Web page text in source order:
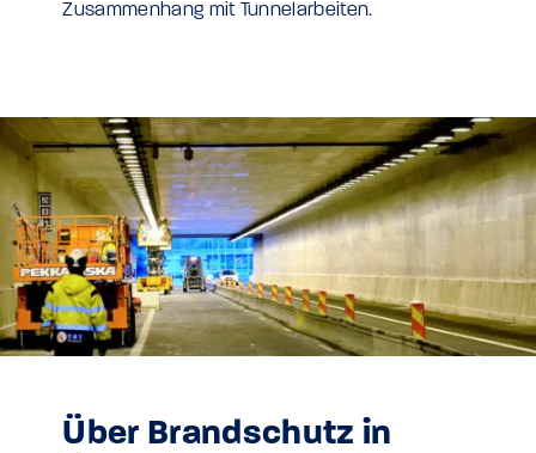
Zusammenhang mit Tunnelarbeiten.
Über Brandschutz in